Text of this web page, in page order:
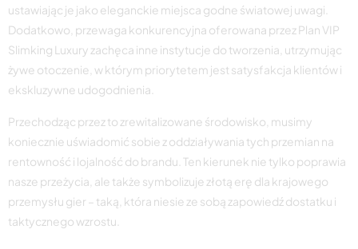
ustawiając je jako eleganckie miejsca godne światowej uwagi.
Dodatkowo, przewaga konkurencyjna oferowana przez Plan VIP
Slimking Luxury zachęca inne instytucje do tworzenia, utrzymując
żywe otoczenie, w którym priorytetem jest satysfakcja klientów i
ekskluzywne udogodnienia.
Przechodząc przez to zrewitalizowane środowisko, musimy
koniecznie uświadomić sobie z oddziaływania tych przemian na
rentowność i lojalność do brandu. Ten kierunek nie tylko poprawia
nasze przeżycia, ale także symbolizuje złotą erę dla krajowego
przemysłu gier – taką, która niesie ze sobą zapowiedź dostatku i
taktycznego wzrostu.